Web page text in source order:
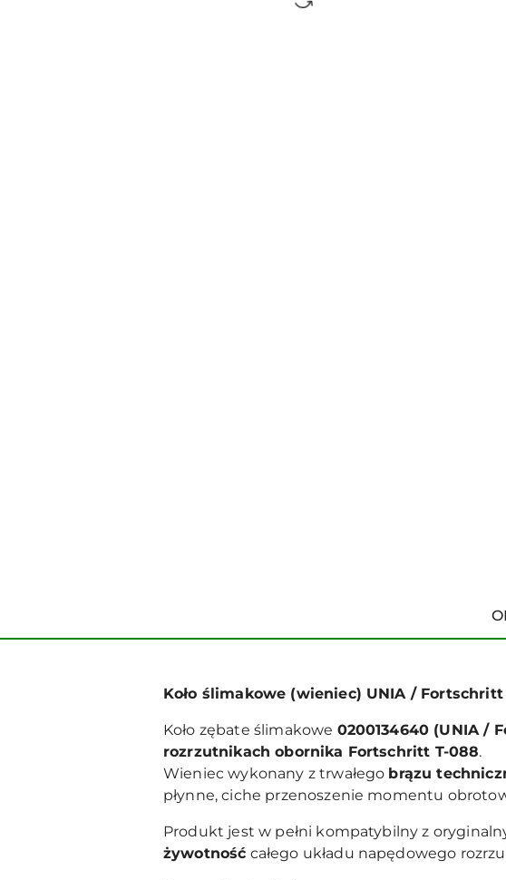
Koło ślimakowe (wieniec) UNIA / Fortschritt
Koło zębate ślimakowe 0200134640 (UNIA /
rozrzutnikach obornika Fortschritt T-088.
Wieniec wykonany z trwałego brązu
płynne, ciche przenoszenie momentu
Produkt jest w pełni kompatybilny z
żywotność całego układu napędowego